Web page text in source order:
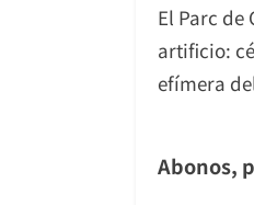
El Parc
artificio:
efímera
Abonos,